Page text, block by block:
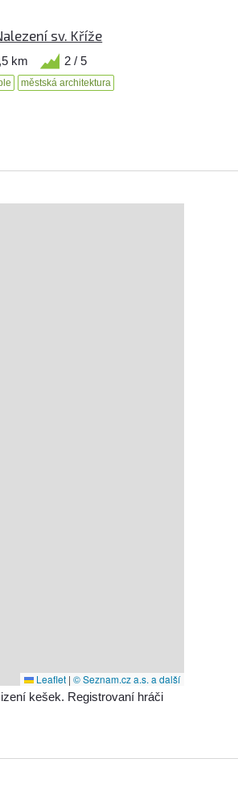
sv. Kříže
km 2 / 5
městská architektura
Leaflet | © Seznam.cz a.s. a další
kešek. Registrovaní hráči